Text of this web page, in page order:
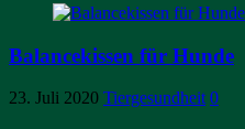
Balancekissen für Hunde
23. Juli 2020 Tiergesundheit 0